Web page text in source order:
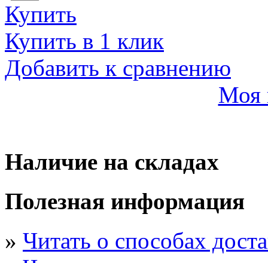
Купить
Купить в 1 клик
Добавить к сравнению
Моя
Наличие на складах
Полезная информация
» Читать о способах